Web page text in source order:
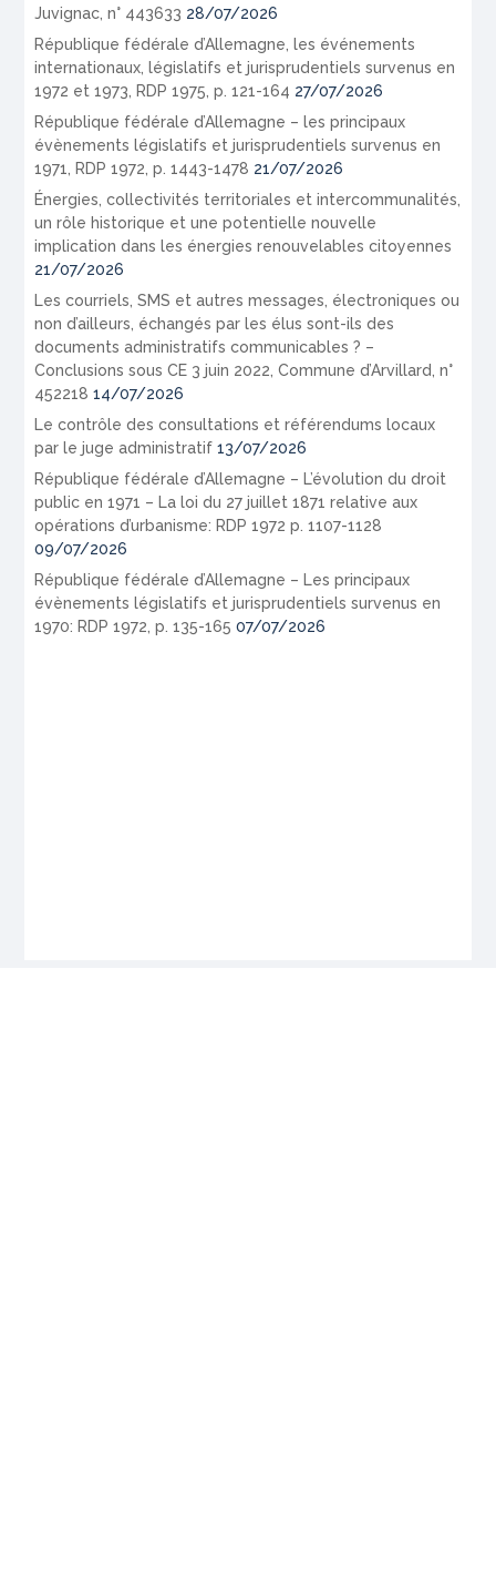
Juvignac, n° 443633 28/07/2026
République fédérale d’Allemagne, les événements
internationaux, législatifs et jurisprudentiels survenus en
1972 et 1973, RDP 1975, p. 121-164 27/07/2026
République fédérale d’Allemagne – les principaux
évènements législatifs et jurisprudentiels survenus en
1971, RDP 1972, p. 1443-1478 21/07/2026
Énergies, collectivités territoriales et intercommunalités,
un rôle historique et une potentielle nouvelle
implication dans les énergies renouvelables citoyennes
21/07/2026
Les courriels, SMS et autres messages, électroniques ou
non d’ailleurs, échangés par les élus sont-ils des
documents administratifs communicables ? –
Conclusions sous CE 3 juin 2022, Commune d’Arvillard, n°
452218 14/07/2026
Le contrôle des consultations et référendums locaux
par le juge administratif 13/07/2026
République fédérale d’Allemagne – L’évolution du droit
public en 1971 – La loi du 27 juillet 1871 relative aux
opérations d’urbanisme: RDP 1972 p. 1107-1128
09/07/2026
République fédérale d’Allemagne – Les principaux
évènements législatifs et jurisprudentiels survenus en
1970: RDP 1972, p. 135-165 07/07/2026